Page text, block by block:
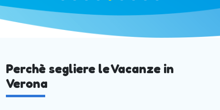
Perchè segliere le Vacanze in
Verona